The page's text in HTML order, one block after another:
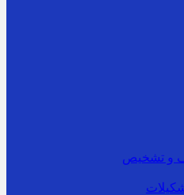
و تشخیص